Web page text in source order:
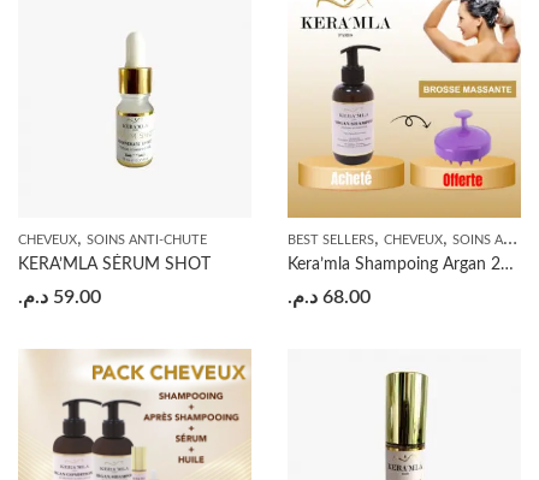
CHEVEUX, SOINS ANTI-CHUTE
KERA’MLA SÉRUM SHOT
59.00 د.م.
BEST SELLERS, CHEVEUX, SOINS ANTI-CHUTE
Kera’mla Shampoing Argan 200ml
68.00 د.م.